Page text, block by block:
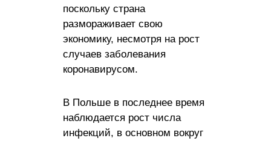
поскольку страна
размораживает свою
экономику, несмотря на рост
случаев заболевания
коронавирусом.
В Польше в последнее время
наблюдается рост числа
инфекций, в основном вокруг